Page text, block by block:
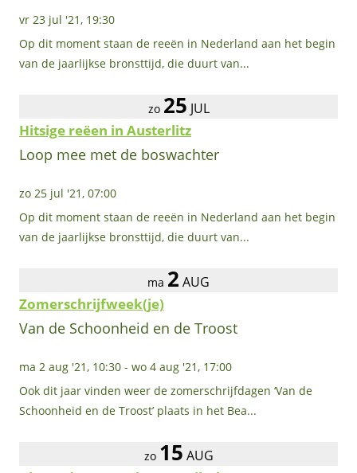
vr 23 jul '21, 19:30
Op dit moment staan de reeën in Nederland aan het begin
van de jaarlijkse bronsttijd, die duurt van...
zo 25 JUL
Hitsige reëen in Austerlitz
Loop mee met de boswachter
zo 25 jul '21, 07:00
Op dit moment staan de reeën in Nederland aan het begin
van de jaarlijkse bronsttijd, die duurt van...
ma 2 AUG
Zomerschrijfweek(je)
Van de Schoonheid en de Troost
ma 2 aug '21, 10:30 - wo 4 aug '21, 17:00
Ook dit jaar vinden weer de zomerschrijfdagen ‘Van de
Schoonheid en de Troost’ plaats in het Bea...
zo 15 AUG